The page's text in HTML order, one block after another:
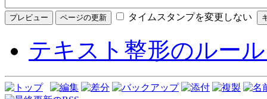
タイムスタンプを変更しない
テキスト整形のルー